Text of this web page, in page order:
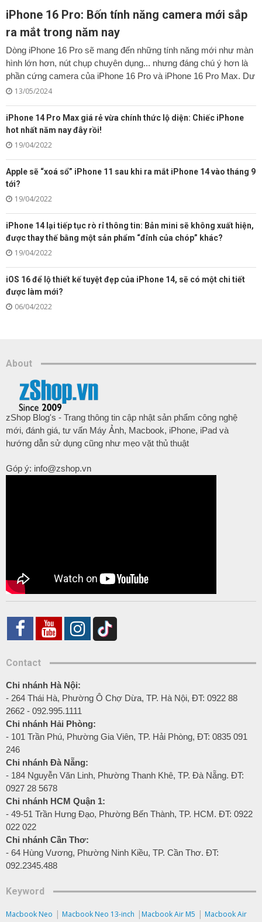
iPhone 16 Pro: Bốn tính năng camera mới sắp
ra mắt trong năm nay
Dòng iPhone 16 Pro sẽ mang đến những tính năng mới như màn
hình lớn hơn, nút chụp chuyên dụng... nhưng đáng chú ý hơn là
phần cứng camera của iPhone 16 Pro và iPhone 16 Pro Max. Dư
13/05/2024
iPhone 14 Pro Max giá rẻ vừa chính thức lộ diện: Chiếc iPhone
hot nhất năm nay đây rồi!
19/04/2022
Apple sẽ “xoá sổ” iPhone 11 sau khi ra mắt iPhone 14 vào tháng 9
tới?
19/04/2022
iPhone 14 lại tiếp tục rò rỉ thông tin: Bản mini sẽ không xuất hiện,
được thay thế bằng một sản phẩm “đỉnh của chóp” khác?
19/04/2022
iOS 16 để lộ thiết kế tuyệt đẹp của iPhone 14, sẽ có một chi tiết
được làm mới?
06/04/2022
About
zShop Blog's - Trang thông tin cập nhật sản phẩm công nghệ
mới, đánh giá, tư vấn Máy Ảnh, Macbook, iPhone, iPad và
hướng dẫn sử dụng cũng như mẹo vặt thủ thuật
Góp ý: info@zshop.vn
Contact
Chi nhánh Hà Nội:
- 264 Thái Hà, Phường Ô Chợ Dừa, TP. Hà Nội, ĐT: 0922 88
2662 - 092.995.1111
Chi nhánh Hải Phòng:
- 101 Trần Phú, Phường Gia Viên, TP. Hải Phòng, ĐT: 0835 091
246
Chi nhánh Đà Nẵng:
- 184 Nguyễn Văn Linh, Phường Thanh Khê, TP. Đà Nẵng. ĐT:
0927 28 5678
Chi nhánh HCM Quận 1:
- 49-51 Trần Hưng Đạo, Phường Bến Thành, TP. HCM. ĐT: 0922
022 022
Chi nhánh Cần Thơ:
- 64 Hùng Vương, Phường Ninh Kiều, TP. Cần Thơ. ĐT:
092.2345.488
Keyword
Macbook Neo | Macbook Neo 13-inch | Macbook Air M5 | Macbook Air